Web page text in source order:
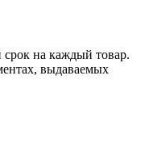
срок на каждый товар.
выдаваемых